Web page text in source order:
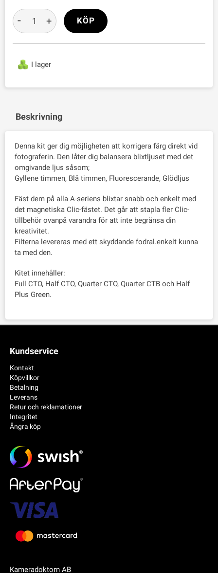
I lager
- + KÖP
Beskrivning
Denna kit ger dig möjligheten att korrigera färg direkt vid
fotograferin. Den låter dig balansera blixtljuset med det
omgivande ljus såsom;
Gyllene timmen, Blå timmen, Fluorescerande, Glödljus
Fäst dem på alla A-seriens blixtar snabb och enkelt med
det magnetiska Clic-fästet. Det går att stapla fler Clic-
tillbehör ovanpå varandra för att inte begränsa din
kreativitet.
Filterna levereras med ett skyddande fodral.enkelt kunna
ta med den.
Kitet innehåller:
Full CTO, Half CTO, Quarter CTO, Quarter CTB och Half
Plus Green.
Kameradoktorn AB
Kundservice
Kontakt
Köpvillkor
Betalning
Leverans
Retur och reklamationer
Integritet
Ångra köp